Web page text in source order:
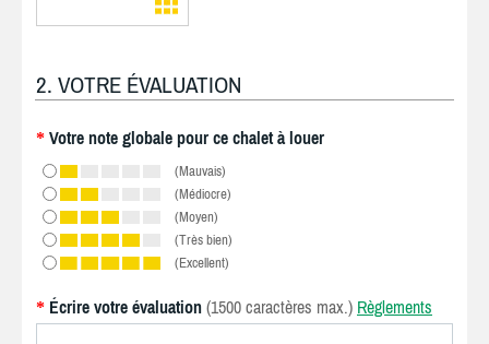
2. VOTRE ÉVALUATION
* Votre note globale pour ce chalet à louer
(Mauvais)
(Médiocre)
(Moyen)
(Très bien)
(Excellent)
* Écrire votre évaluation (1500 caractères max.) Règlements